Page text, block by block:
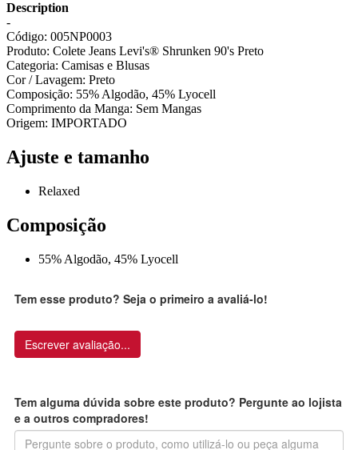
Description
-
Código: 005NP0003
Produto: Colete Jeans Levi's® Shrunken 90's Preto
Categoria: Camisas e Blusas
Cor / Lavagem: Preto
Composição: 55% Algodão, 45% Lyocell
Comprimento da Manga: Sem Mangas
Origem: IMPORTADO
Ajuste e tamanho
Relaxed
Composição
55% Algodão, 45% Lyocell
Tem esse produto? Seja o primeiro a avaliá-lo!
Escrever avaliação...
Tem alguma dúvida sobre este produto? Pergunte ao lojista
e a outros compradores!